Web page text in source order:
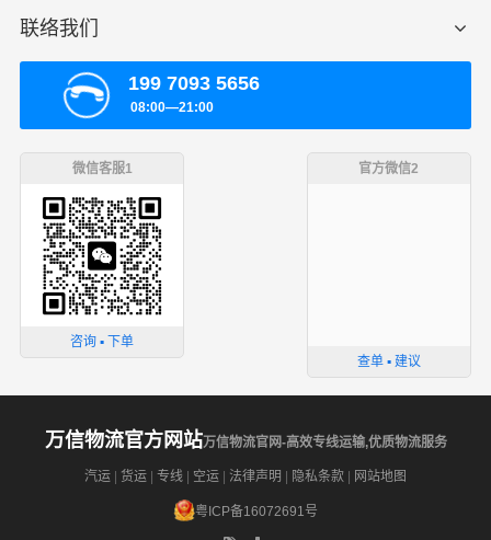
联络我们
199 7093 5656
08:00—21:00
微信客服1
咨询 ▪ 下单
官方微信2
查单 ▪ 建议
万信物流官方网站万信物流官网-高效专线运输,优质物流服务
汽运 货运 专线 空运 法律声明 隐私条款 网站地图
粤ICP备16072691号